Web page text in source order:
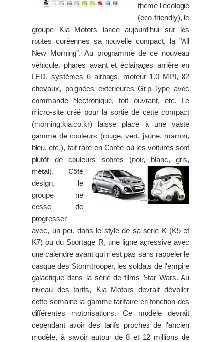
thème l'écologie
(eco-friendly), le
groupe Kia Motors lance aujourd'hui sur les
routes coréennes sa nouvelle compact, la "All
New Morning". Au programme de ce nouveau
véhicule, phares avant et éclairages arrière en
LED, systèmes 6 airbags, moteur 1.0 MPI, 82
chevaux, poignées extérieures Grip-Type avec
commande électronique, toit ouvrant, etc. Le
micro-site créé pour la sortie de cette compact
(morning.kia.co.kr) laisse place à une vaste
gamme de couleurs (rouge, vert, jaune, marron,
bleu, etc.), fait rare en Corée où les voitures sont
plutôt de couleurs sobres (noir, blanc, gris,
métal). Côté
design, le
groupe ne
cesse de
progresser
avec, un peu dans le style de sa série K (K5 et
K7) ou du Sportage R, une ligne agressive avec
une calendre avant qui n'est pas sans rappeler le
casque des Stormtrooper, les soldats de l'empire
galactique dans la série de films Star Wars. Au
niveau des tarifs, Kia Motors devrait dévoiler
cette semaine la gamme tarifaire en fonction des
différentes motorisations. Ce modèle devrait
cependant avoir des tarifs proches de l'ancien
modèle, à savoir autour de 8 et 12 millions de